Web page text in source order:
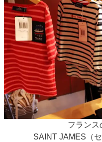
フランス
SAINT JAMES（